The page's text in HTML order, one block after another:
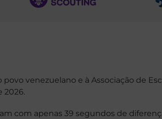
venezuelano e à Associação de
2026.
com apenas 39 segundos de